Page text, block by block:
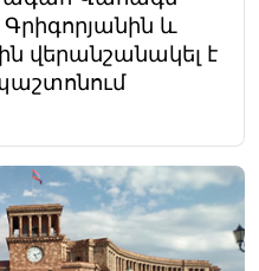
և
վերանշանակել է